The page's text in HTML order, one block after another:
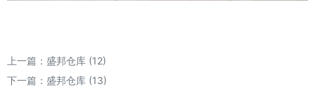
上一篇： 盛邦仓库 (12)
下一篇： 盛邦仓库 (13)